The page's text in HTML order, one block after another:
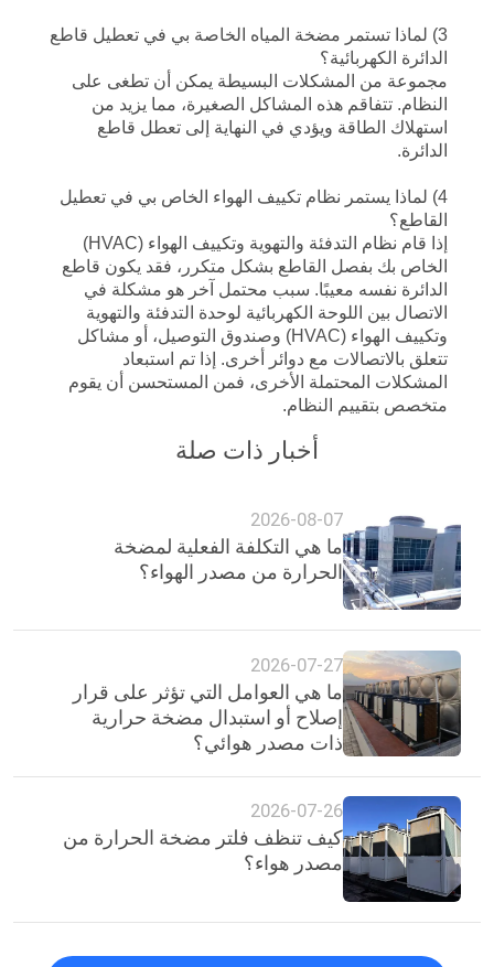
3) لماذا تستمر مضخة المياه الخاصة بي في تعطيل قاطع
الدائرة الكهربائية؟
مجموعة من المشكلات البسيطة يمكن أن تطغى على
النظام. تتفاقم هذه المشاكل الصغيرة، مما يزيد من
استهلاك الطاقة ويؤدي في النهاية إلى تعطل قاطع
الدائرة.
4) لماذا يستمر نظام تكييف الهواء الخاص بي في تعطيل
القاطع؟
إذا قام نظام التدفئة والتهوية وتكييف الهواء (HVAC)
الخاص بك بفصل القاطع بشكل متكرر، فقد يكون قاطع
الدائرة نفسه معيبًا. سبب محتمل آخر هو مشكلة في
الاتصال بين اللوحة الكهربائية لوحدة التدفئة والتهوية
وتكييف الهواء (HVAC) وصندوق التوصيل، أو مشاكل
تتعلق بالاتصالات مع دوائر أخرى. إذا تم استبعاد
المشكلات المحتملة الأخرى، فمن المستحسن أن يقوم
متخصص بتقييم النظام.
أخبار ذات صلة
2026-08-07
ما هي التكلفة الفعلية لمضخة
الحرارة من مصدر الهواء؟
2026-07-27
ما هي العوامل التي تؤثر على قرار
إصلاح أو استبدال مضخة حرارية
ذات مصدر هوائي؟
2026-07-26
كيف تنظف فلتر مضخة الحرارة من
مصدر هواء؟